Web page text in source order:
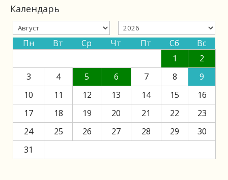
Календарь
Пн Вт Ср Чт Пт Сб
Вс
1
2
3
4 5 6 7 8
9
10
11 12 13 14 15
16
17
18 19 20 21 22
23
24
25 26 27 28 29
30
31